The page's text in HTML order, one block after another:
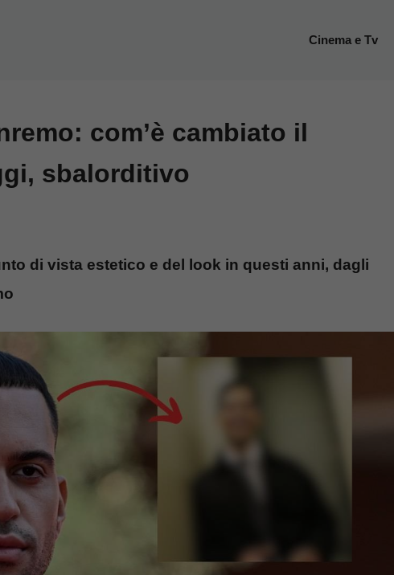
Cinema e Tv
com’è cambiato il
sbalorditivo
di vista estetico e del look in questi anni, dagli